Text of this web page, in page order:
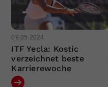
09.05.2024
ITF Yecla: Kostic
verzeichnet beste
Karrierewoche